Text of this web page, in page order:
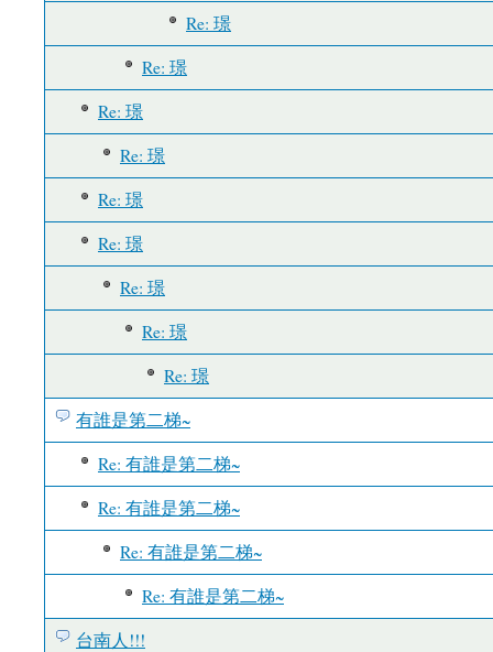
Re: 璟
Re: 璟
Re: 璟
Re: 璟
Re: 璟
Re: 璟
Re: 璟
Re: 璟
Re: 璟
有誰是第二梯~
Re: 有誰是第二梯~
Re: 有誰是第二梯~
Re: 有誰是第二梯~
Re: 有誰是第二梯~
台南人!!!